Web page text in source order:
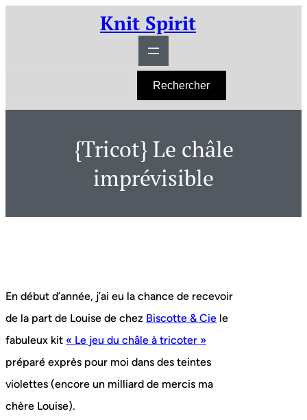
Knit Spirit
h
Rechercher
{Tricot} Le châle
imprévisible
En début d’année, j’ai eu la chance de recevoir
de la part de Louise de chez Biscotte & Cie le
fabuleux kit « Le jeu du châle à tricoter »
préparé exprès pour moi dans des teintes
violettes (encore un milliard de mercis ma
chère Louise).